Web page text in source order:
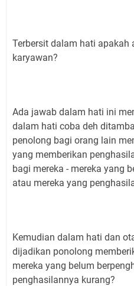
Terbersit dalam hati apakah
karyawan?
Ada jawab dalam hati ini
dalam hati coba deh
penolong bagi orang lain
yang memberikan
bagi mereka - mereka yang
atau mereka yang
Kemudian dalam hati dan
dijadikan ponolong
mereka yang belum
penghasilannya kurang?